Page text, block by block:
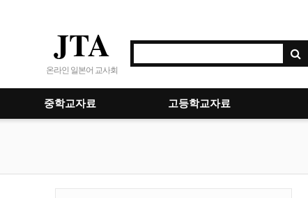
JTA
온라인 일본어 교사회
중학교자료 고등학교자료